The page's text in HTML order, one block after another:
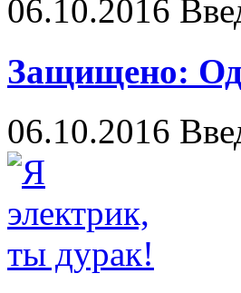
06.10.2016
Защищено:
06.10.2016